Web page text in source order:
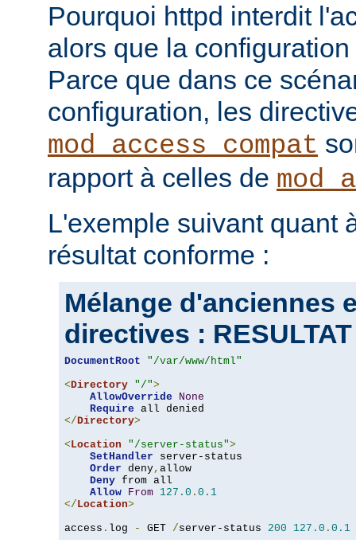
Pourquoi httpd interdit
alors que la
Parce que dans ce
configuration, les
mod_access_compat
rapport à celles de
L'exemple suivant quant
résultat conforme :
Mélange d'anciennes
directives :
DocumentRoot
"/var/www/html"
<Directory "/">
AllowOverride
None
Require
</Directory>
<Location "/server-status">
SetHandler server-status
Order deny, allow
Deny from all
Allow From 127.0 . 0.1
</Location>
access . log - GET /server-status 200 127.0 . 0.1